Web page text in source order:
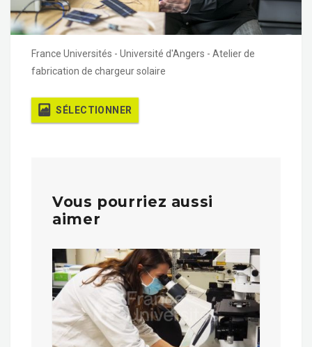
France Universités - Université d'Angers - Atelier de
fabrication de chargeur solaire
SÉLECTIONNER
Vous pourriez aussi
aimer